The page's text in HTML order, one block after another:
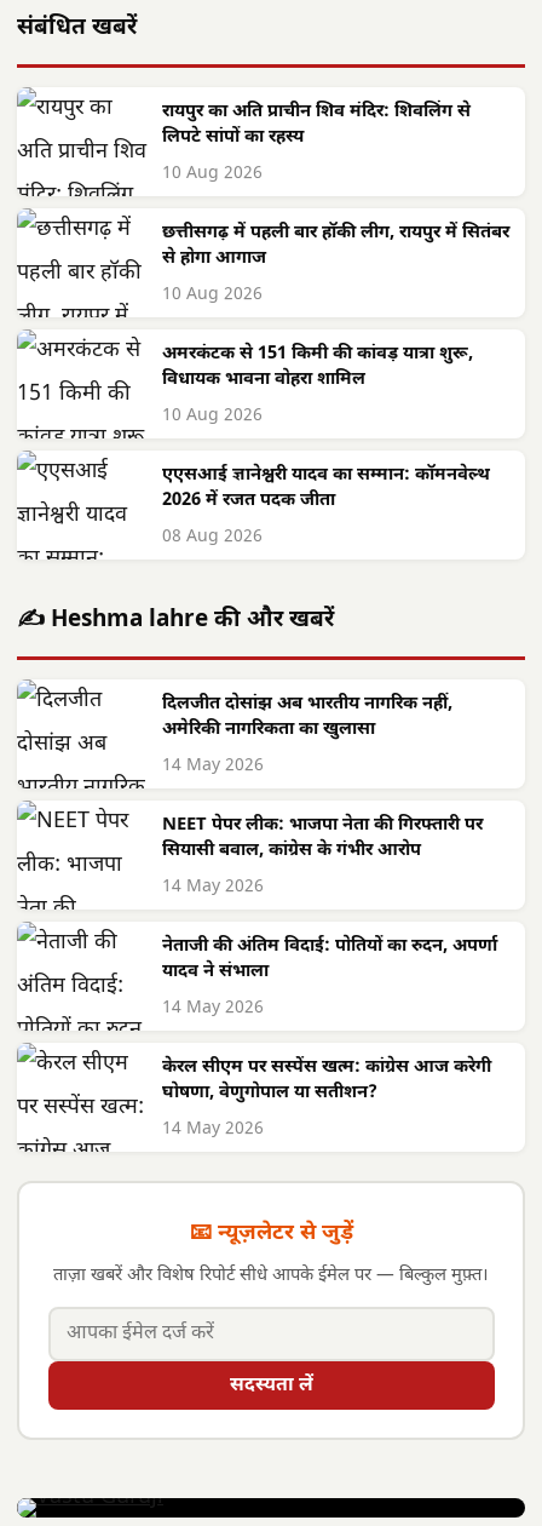
संबंधित खबरें
रायपुर का अति प्राचीन शिव मंदिर: शिवलिंग से
लिपटे सांपों का रहस्य
10 Aug 2026
छत्तीसगढ़ में पहली बार हॉकी लीग, रायपुर में सितंबर
से होगा आगाज
10 Aug 2026
अमरकंटक से 151 किमी की कांवड़ यात्रा शुरू,
विधायक भावना वोहरा शामिल
10 Aug 2026
एएसआई ज्ञानेश्वरी यादव का सम्मान: कॉमनवेल्थ
2026 में रजत पदक जीता
08 Aug 2026
✍️ Heshma lahre की और खबरें
दिलजीत दोसांझ अब भारतीय नागरिक नहीं,
अमेरिकी नागरिकता का खुलासा
14 May 2026
NEET पेपर लीक: भाजपा नेता की गिरफ्तारी पर
सियासी बवाल, कांग्रेस के गंभीर आरोप
14 May 2026
नेताजी की अंतिम विदाई: पोतियों का रुदन, अपर्णा
यादव ने संभाला
14 May 2026
केरल सीएम पर सस्पेंस खत्म: कांग्रेस आज करेगी
घोषणा, वेणुगोपाल या सतीशन?
14 May 2026
📧 न्यूज़लेटर से जुड़ें
ताज़ा खबरें और विशेष रिपोर्ट सीधे आपके ईमेल पर — बिल्कुल मुफ़्त।
सदस्यता लें